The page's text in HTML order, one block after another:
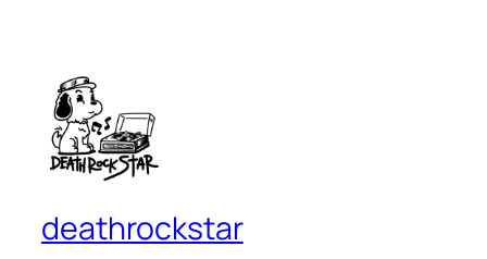
deathrockstar